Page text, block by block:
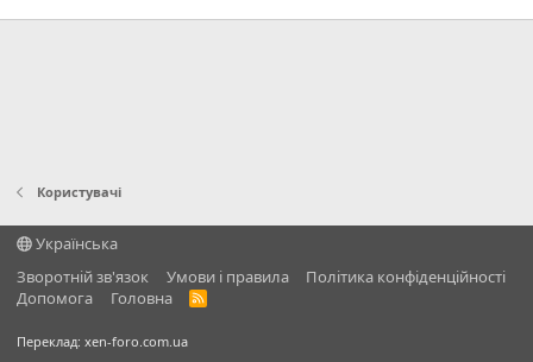
Користувачі
Українська
Зворотній зв'язок
Умови і правила
Політика конфіденційності
Дoпoмoга
Головна
R
Переклад: xen-foro.com.ua